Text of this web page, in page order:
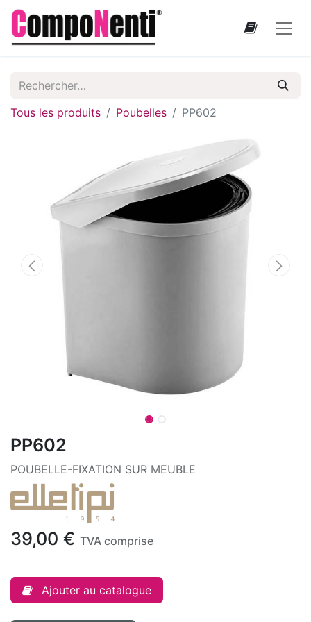
Tous les produits Poubelles PP602
PP602
POUBELLE-FIXATION SUR MEUBLE
39,00 € TVA comprise
Ajouter au catalogue